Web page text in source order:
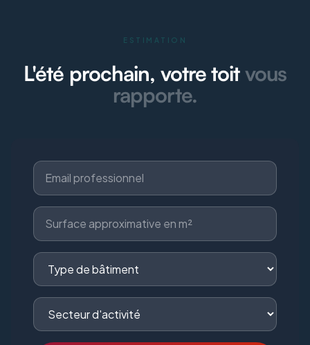
ESTIMATION
L'été prochain, votre toitvous
rapporte.